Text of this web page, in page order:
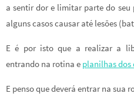
a sentir dor e limitar parte do
alguns casos causar até lesões
E é por isto que a realizar a
entrando na rotina e planilhas dos
E penso que deverá entrar na sua